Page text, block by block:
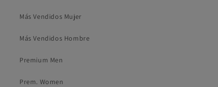
Más Vendidos Mujer
Más Vendidos Hombre
Premium Men
Prem. Women